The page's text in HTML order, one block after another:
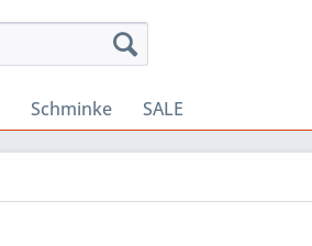
Schminke SALE